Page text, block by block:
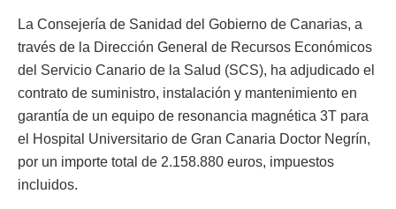
La Consejería de Sanidad del Gobierno de Canarias, a
través de la Dirección General de Recursos Económicos
del Servicio Canario de la Salud (SCS), ha adjudicado el
contrato de suministro, instalación y mantenimiento en
garantía de un equipo de resonancia magnética 3T para
el Hospital Universitario de Gran Canaria Doctor Negrín,
por un importe total de 2.158.880 euros, impuestos
incluidos.